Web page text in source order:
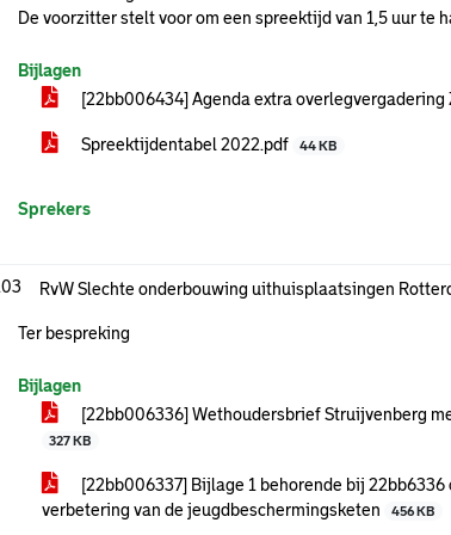
De voorzitter stelt voor om een spreektijd van 1,5 uur te
Bijlagen
[22bb006434] Agenda extra overlegvergadering
Spreektijdentabel 2022.pdf 44 KB
Sprekers
RvW Slechte onderbouwing uithuisplaatsingen
Ter bespreking
Bijlagen
[22bb006336] Wethoudersbrief Struijvenberg
327 KB
[22bb006337] Bijlage 1 behorende bij
verbetering van de jeugdbeschermingsketen
456 KB